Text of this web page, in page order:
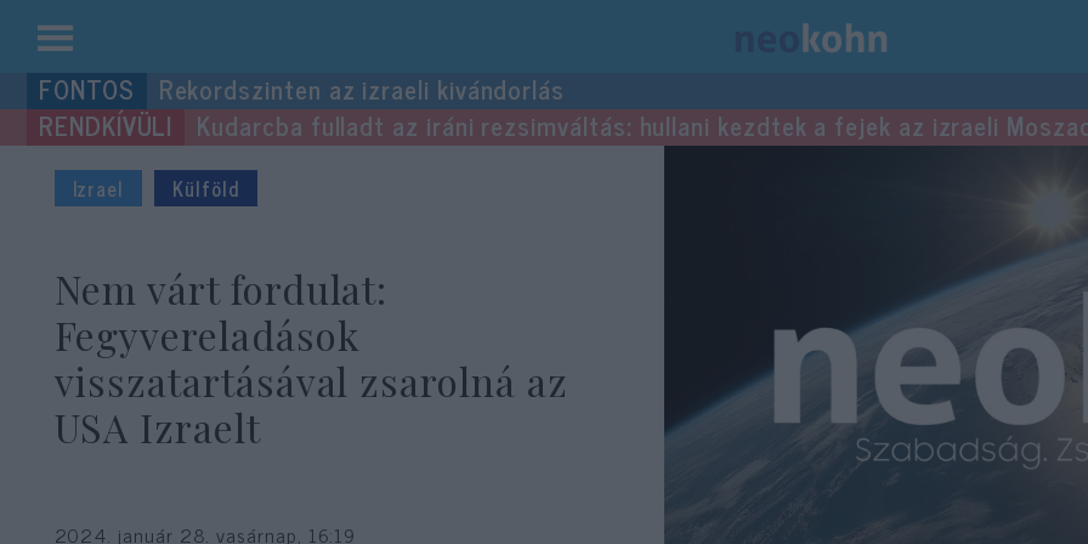
Kilépés
a
tartalomba
Rekordszinten az izraeli kivándorlás
Kudarcba fulladt az iráni rezsimváltás: hullani kezdtek a fejek az izraeli
Izrael Külföld
Nem várt fordulat:
Fegyvereladások
visszatartásával zsarolná az
USA Izraelt
2024. január 28. vasárnap, 16:19